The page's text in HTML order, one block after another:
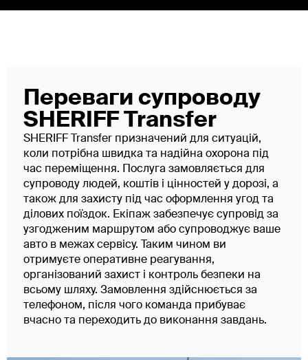
Переваги супроводу
SHERIFF Transfer
SHERIFF Transfer призначений для ситуацій,
коли потрібна швидка та надійна охорона під
час переміщення. Послуга замовляється для
супроводу людей, коштів і цінностей у дорозі, а
також для захисту під час оформлення угод та
ділових поїздок. Екіпаж забезпечує супровід за
узгодженим маршрутом або супроводжує ваше
авто в межах сервісу. Таким чином ви
отримуєте оперативне реагування,
організований захист і контроль безпеки на
всьому шляху. Замовлення здійснюється за
телефоном, після чого команда прибуває
вчасно та переходить до виконання завдань.